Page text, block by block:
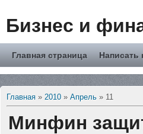
Бизнес и
Главная страница Написать
Главная » 2010 » Апрель » 11
Минфин